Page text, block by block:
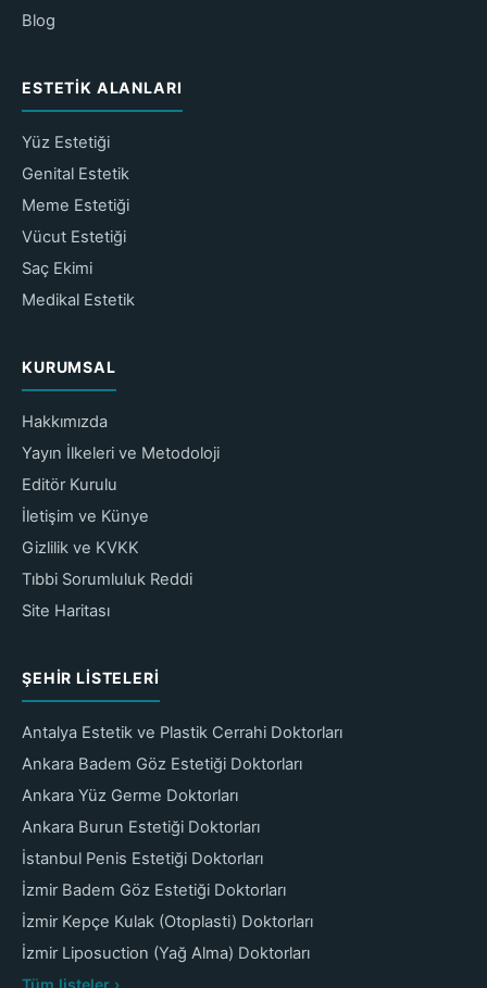
Blog
ESTETIK ALANLARI
Yüz Estetiği
Genital Estetik
Meme Estetiği
Vücut Estetiği
Saç Ekimi
Medikal Estetik
KURUMSAL
Hakkımızda
Yayın İlkeleri ve Metodoloji
Editör Kurulu
İletişim ve Künye
Gizlilik ve KVKK
Tıbbi Sorumluluk Reddi
Site Haritası
ŞEHIR LISTELERI
Antalya Estetik ve Plastik Cerrahi Doktorları
Ankara Badem Göz Estetiği Doktorları
Ankara Yüz Germe Doktorları
Ankara Burun Estetiği Doktorları
İstanbul Penis Estetiği Doktorları
İzmir Badem Göz Estetiği Doktorları
İzmir Kepçe Kulak (Otoplasti) Doktorları
İzmir Liposuction (Yağ Alma) Doktorları
Tüm listeler ›